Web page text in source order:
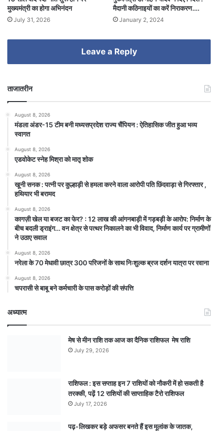
मुख्यमंत्री का होगा अभिनंदन
July 31, 2026
मैदानी कठिनाइयों का करें निराकरण….
January 2, 2024
Leave a Reply
ताजातरीन
August 8, 2026
मंडला अंडर-15 टीम बनी मध्यसप्रदेश राज्य चैंपियन : ऐतिहासिक जीत हुआ भव्य
स्वागत
August 8, 2026
एडवोकेट स्नेह मिश्रा को मातृ शोक
August 8, 2026
खूनी सनक : पत्नी पर कुल्हाड़ी से हमला करने वाला आरोपी पति छिंदवाड़ा से गिरफ्तार ,
हथियार भी बरामद
August 8, 2026
कागज़ी खेल या बजट का फेर? : 12 लाख की आंगनबाड़ी में गड़बड़ी के आरोप: निर्माण के
बीच बदली ड्राइंग… वन क्षेत्र से पत्थर निकालने का भी विवाद, निर्माण कार्य पर ग्रामीणों
ने उठाए सवाल
August 8, 2026
नरेला के 70 मेधावी छात्र 300 परिजनों के साथ निःशुल्क ब्रज दर्शन यात्रा पर रवाना
August 8, 2026
चपरासी से बाबू बने कर्मचारी के पास करोड़ों की संपत्ति
अध्यात्म
मेष से मीन राशि तक आज का दैनिक राशिफल मेष राशि
July 29, 2026
राशिफल : इस सप्ताह इन 7 राशियों को नौकरी में हो सकती है
तरक्की, पढ़ें 12 राशियों की साप्ताहिक टैरो राशिफल
July 17, 2026
पढ़-लिखकर बड़े अफसर बनते हैं इस मूलांक के जातक,